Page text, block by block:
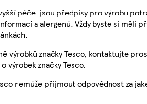
péče, jsou předpisy pro výrobu
a alergenů. Vždy byste si měli
výrobků značky Tesco, kontaktujte
výrobek značky Tesco.
nemůže přijmout odpovědnost za